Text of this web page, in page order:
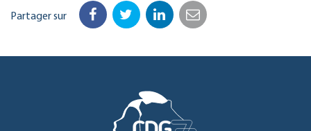
Partager sur Facebook
TwitterLinkedIn
Email